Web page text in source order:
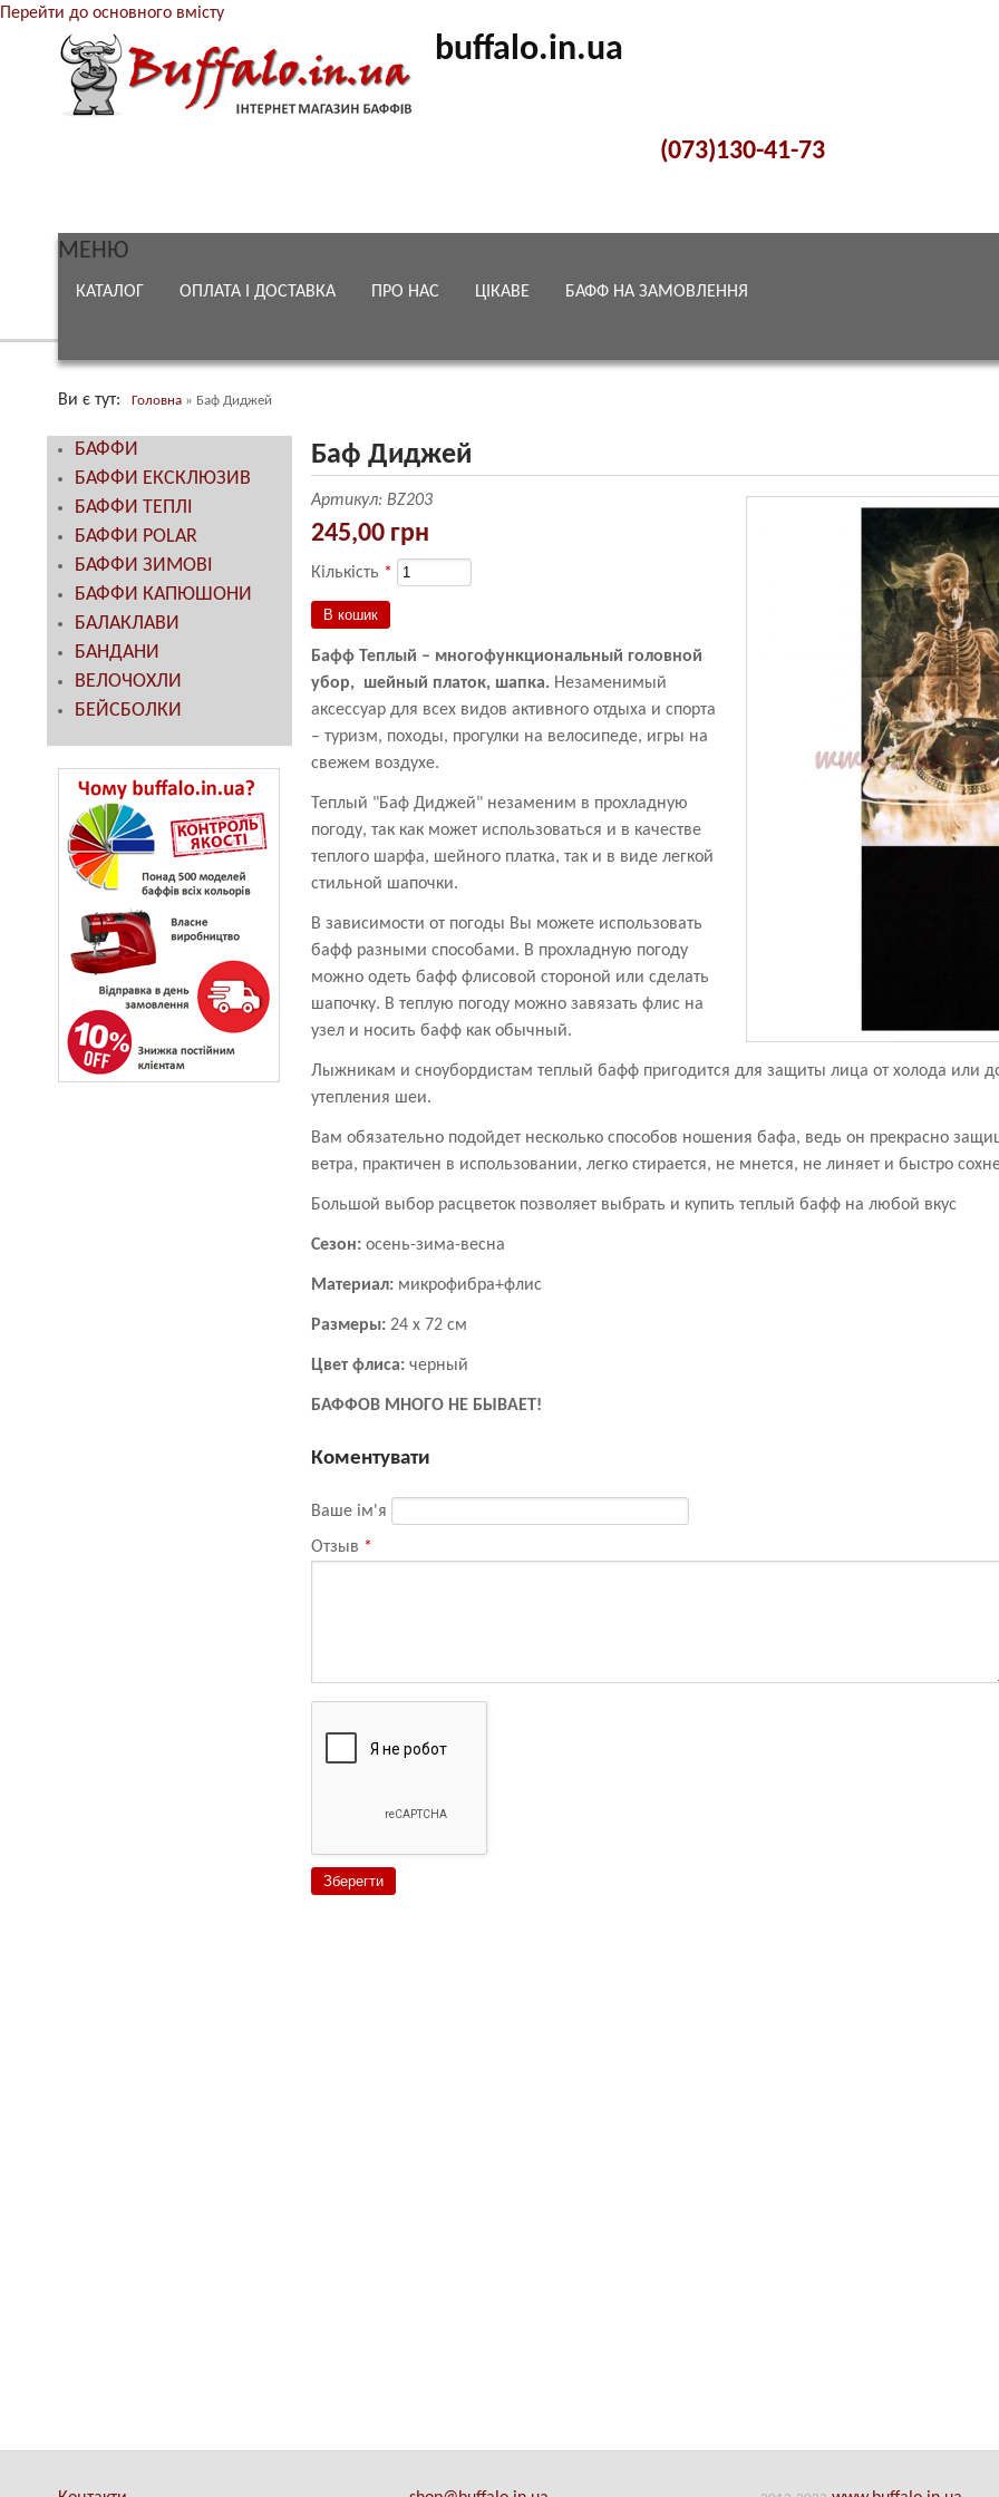
Перейти до основного вмісту
buffalo.in.ua
(073)130-41-73
МЕНЮ
КАТАЛОГ ОПЛАТА І ДОСТАВКА ПРО НАС ЦІКАВЕ БАФФ НА ЗАМОВЛЕННЯ
Ви є тут Головна » Баф Диджей
Баф Диджей
Артикул: BZ203
245,00 грн
Кількість *
Бафф Теплый – многофункциональный головной
убор, шейный платок, шапка.Незаменимый
аксессуар для всех видов активного отдыха и спорта
– туризм, походы, прогулки на велосипеде, игры на
свежем воздухе.
Теплый "Баф Диджей" незаменим в прохладную
погоду, так как может использоваться и в качестве
теплого шарфа, шейного платка, так и в виде легкой
стильной шапочки.
В зависимости от погоды Вы можете использовать
бафф разными способами. В прохладную погоду
можно одеть бафф флисовой стороной или сделать
шапочку. В теплую погоду можно завязать флис на
узел и носить бафф как обычный.
Лыжникам и сноубордистам теплый бафф пригодится для защиты лица от холода или
утепления шеи.
Вам обязательно подойдет несколько способов ношения бафа, ведь он прекрасно
ветра, практичен в использовании, легко стирается, не мнется, не линяет и быстро
Большой выбор расцветок позволяет выбрать и купить теплый бафф на любой вкус
Сезон:осень-зима-весна
Материал:микрофибра+флис
Размеры:24 х 72 см
Цвет флиса:черный
БАФФОВ МНОГО НЕ БЫВАЕТ!
Коментувати
Ваше ім'я
Отзыв *
БАФФИ
БАФФИ ЕКСКЛЮЗИВ
БАФФИ ТЕПЛІ
БАФФИ POLAR
БАФФИ ЗИМОВІ
БАФФИ КАПЮШОНИ
БАЛАКЛАВИ
БАНДАНИ
ВЕЛОЧОХЛИ
БЕЙСБОЛКИ